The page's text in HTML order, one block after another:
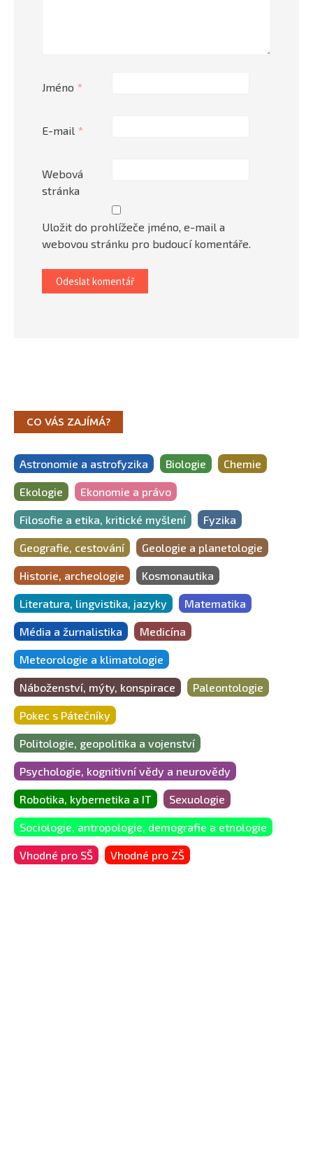
Jméno *
E-mail *
Webová
stránka
Uložit do prohlížeče jméno, e-mail a
webovou stránku pro budoucí komentáře.
CO VÁS ZAJÍMÁ?
Astronomie a astrofyzika Biologie Chemie
Ekologie Ekonomie a právo
Filosofie a etika, kritické myšlení Fyzika
Geografie, cestování Geologie a planetologie
Historie, archeologie Kosmonautika
Literatura, lingvistika, jazyky Matematika
Média a žurnalistika Medicína
Meteorologie a klimatologie
Náboženství, mýty, konspirace Paleontologie
Pokec s Pátečníky
Politologie, geopolitika a vojenství
Psychologie, kognitivní vědy a neurovědy
Robotika, kybernetika a IT Sexuologie
Sociologie, antropologie, demografie a etnologie
Vhodné pro SŠ Vhodné pro ZŠ